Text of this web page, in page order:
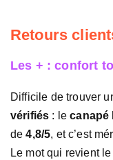
Retours
Les + : confort
Difficile de trouver
vérifiés : lecanapé
de4,8/5, et c’est
Le mot qui revient